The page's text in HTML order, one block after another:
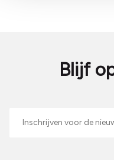
Blijf
mailadres